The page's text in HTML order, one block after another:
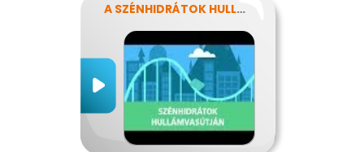
A SZÉNHIDRÁTOK HULLÁMVASÚTJÁN